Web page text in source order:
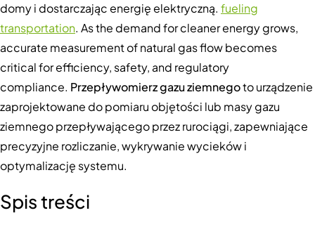
domy i dostarczając energię elektryczną. fueling
transportation. As the demand for cleaner energy grows,
accurate measurement of natural gas flow becomes
critical for efficiency, safety, and regulatory
compliance. Przepływomierz gazu ziemnegoto urządzenie
zaprojektowane do pomiaru objętości lub masy gazu
ziemnego przepływającego przez rurociągi, zapewniające
precyzyjne rozliczanie, wykrywanie wycieków i
optymalizację systemu.
Spis treści